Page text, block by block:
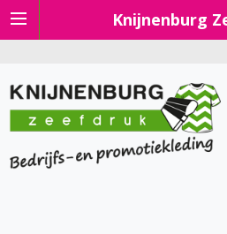
Knijnenburg